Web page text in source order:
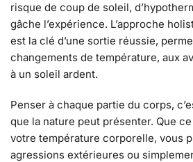
risque de coup de soleil,
gâche l’expérience. L’approche
est la clé d’une sortie réussie,
changements de température, aux
à un soleil ardent.
Penser à chaque partie du corps,
que la nature peut présenter. Que
votre température corporelle, vous
agressions extérieures ou